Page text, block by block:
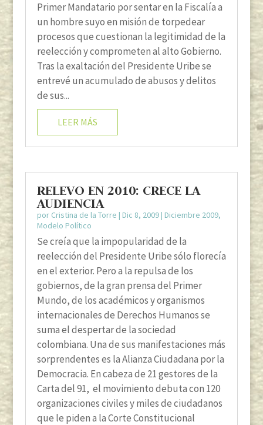
Primer Mandatario por sentar en la Fiscalía a
un hombre suyo en misión de torpedear
procesos que cuestionan la legitimidad de la
reelección y comprometen al alto Gobierno.
Tras la exaltación del Presidente Uribe se
entrevé un acumulado de abusos y delitos
de sus...
LEER MÁS
RELEVO EN 2010: CRECE LA
AUDIENCIA
por Cristina de la Torre | Dic 8, 2009| Diciembre 2009,
Modelo Político
Se creía que la impopularidad de la
reelección del Presidente Uribe sólo florecía
en el exterior. Pero a la repulsa de los
gobiernos, de la gran prensa del Primer
Mundo, de los académicos y organismos
internacionales de Derechos Humanos se
suma el despertar de la sociedad
colombiana. Una de sus manifestaciones más
sorprendentes es la Alianza Ciudadana por la
Democracia. En cabeza de 21 gestores de la
Carta del 91, el movimiento debuta con 120
organizaciones civiles y miles de ciudadanos
que le piden a la Corte Constitucional